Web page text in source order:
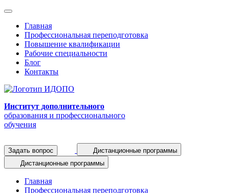
Главная
Профессиональная переподготовка
Повышение квалификации
Рабочие специальности
Блог
Контакты
Институт дополнительного
образования и профессионального
обучения
Задать вопрос
Дистанционные программы
Дистанционные программы
Главная
Профессиональная переподготовка